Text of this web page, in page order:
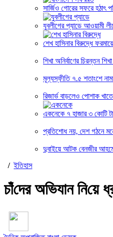
সার্জিও গোরের সফরে হঠাৎ
যুবলীগের প্যাডে আওয়ামী
শেখ হাসিনার বিরুদ্ধে
শিখা অনির্বাণের চিরন্তন
মূল্যস্ফীতি ৭.৫ শতাংশে
রিজার্ভ বাড়লেও পোশাক
একনেকে ৭ হাজার ৩ কোটি
প্রতিশোধ নয়, দেশ গঠনে
দুবাইয়ে আটক বেনজীর
/ইতিহাস
চাঁ‌দের অ‌ভিযান‌ নি‌য়ে